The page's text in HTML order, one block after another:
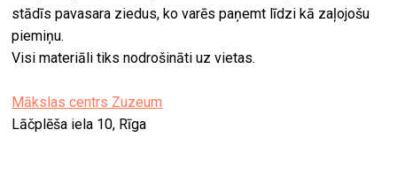
stādīs pavasara ziedus, ko varēs paņemt līdzi kā zaļojošu
piemiņu.
Visi materiāli tiks nodrošināti uz vietas.
Mākslas centrs Zuzeum
Lāčplēša iela 10, Rīga